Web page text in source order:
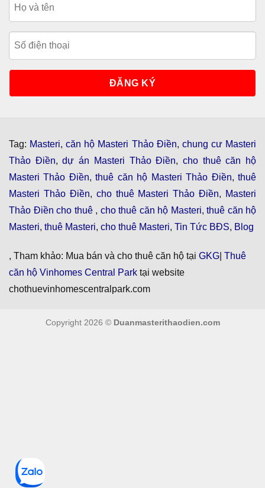
Tag: Masteri,căn hộ Masteri Thảo Điền, chung cư Masteri
Thảo Điền,dự án Masteri Thảo Điền, cho thuê căn hộ
Masteri Thảo Điền,thuê căn hộ Masteri Thảo Điền,thuê
Masteri Thảo Điền, cho thuê Masteri Thảo Điền, Masteri
Thảo Điền cho thuê , cho thuê căn hộ Masteri, thuê căn hộ
Masteri, thuê Masteri, cho thuê Masteri, Tin Tức BĐS, Blog
, Tham khảo: Mua bán và cho thuê căn hộ tại GKG Thuê
căn hộ Vinhomes Central Park tại website
chothuevinhomescentralpark.com
Copyright 2026 © Duanmasterithaodien.com